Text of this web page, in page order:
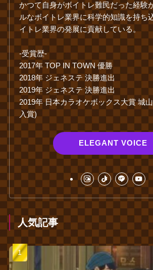
かつて自身がボイトレ難民だった経験
ルなボイトレ業界に科学的知識を持ち
イトレ業界の発展に貢献している。
‐受賞歴‐
2017年 TOP IN TOWN 優勝
2018年 ジェネステ 決勝進出
2019年 ジェネステ 決勝進出
2019年 日本カラオケボックス大賞 城
入賞)
ELEGANT VOICE
人気記事